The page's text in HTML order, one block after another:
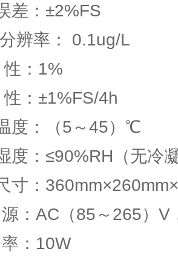
差：±2%FS
辨率： 0.1ug/L
：1%
：±1%FS/4h
度：（5～45）℃
：≤90%RH（无冷
：
AC（85～265）V
：10W